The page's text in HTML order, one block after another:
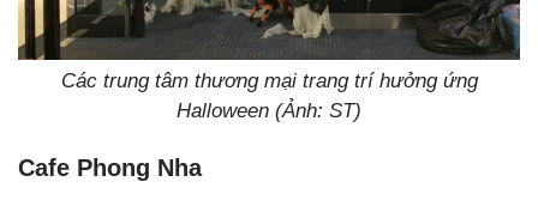
Các trung tâm thương mại trang trí hưởng ứng
Halloween (Ảnh: ST)
Cafe Phong Nha